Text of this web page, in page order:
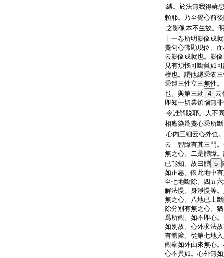
縛。於法無我得蘇
頼耶。乃至覺心前
之影像本不生故。
十一卷所明影像成
覺句心佛顯現位。
云影像成就也。影
見有煩惱可斷眞如
檀也。謂他縁乘依
乘遣三性立三無性
也。與第三劫 4 云
即知一切業煩惱無
令誰解脱耶。大不
相應染爲覺心乘所
心内三細云心外也
云 智障有其三門。
無之心。二是體障
已能知。故曰體 5
如正惠。依此地中
至七地斷除。四五
解法慢。身淨慢等
無之心。八地已上
除分別有無之心。
爲所觀。如不即心
如別故。心外求法
有體障。從第七地
觀察如外由來無心
心不異如。心外無